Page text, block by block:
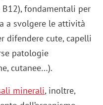
B12), fondamentali per
a svolgere le attività
difendere cute, capelli
patologie
cutanee…).
minerali, inoltre,